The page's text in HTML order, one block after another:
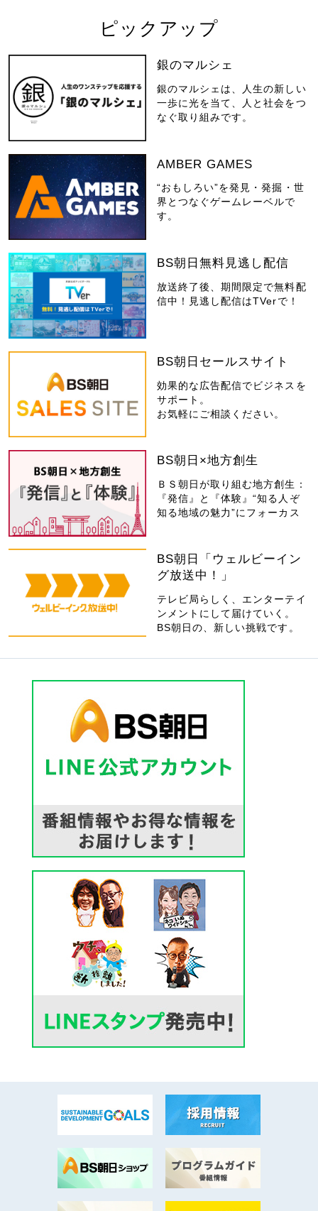
ピックアップ
銀のマルシェ
銀のマルシェは、人生の新しい
一歩に光を当て、人と社会をつ
なぐ取り組みです。
AMBER GAMES
“おもしろい”を発見・発掘・世
界とつなぐゲームレーベルで
す。
BS朝日無料見逃し配信
放送終了後、期間限定で無料配
信中！見逃し配信はTVerで！
BS朝日セールスサイト
効果的な広告配信でビジネスを
サポート。
お気軽にご相談ください。
BS朝日×地方創生
ＢＳ朝日が取り組む地方創生：
『発信』と『体験』“知る人ぞ
知る地域の魅力”にフォーカス
BS朝日「ウェルビーイン
グ放送中！」
テレビ局らしく、エンターテイ
ンメントにして届けていく。
BS朝日の、新しい挑戦です。